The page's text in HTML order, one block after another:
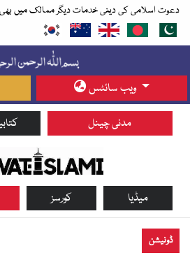
دعوت اسلامی کی دینی خدمات دیگر ممالک میں
ویب سائٹس
مدنی چینل
کورسز میڈیا
ڈونیشن